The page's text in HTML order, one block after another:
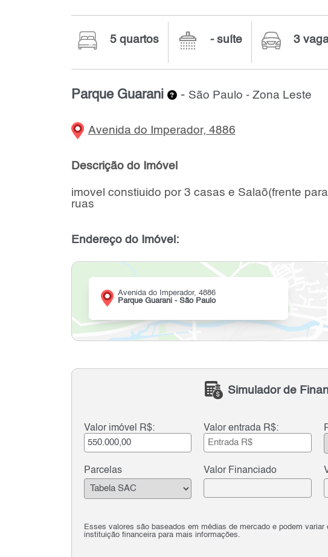
5 quartos - suíte 3
Parque Guarani - São Paulo - Zona Leste
Avenida do Imperador, 4886
Descrição do Imóvel
imovel constiuido por 3 casas e Salaõ(frente
ruas
Endereço do Imóvel:
Avenida do Imperador, 4886
Parque Guarani - São Paulo
Simulador de
Valor imóvel R$: Valor entrada R$:
Parcelas Valor Financiado
Esses valores são baseados em médias de mercado e podem
instituição financeira para mais informações.